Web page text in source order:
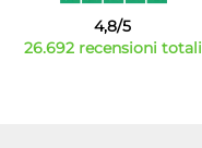
4,8/5
26.692 recensioni totali